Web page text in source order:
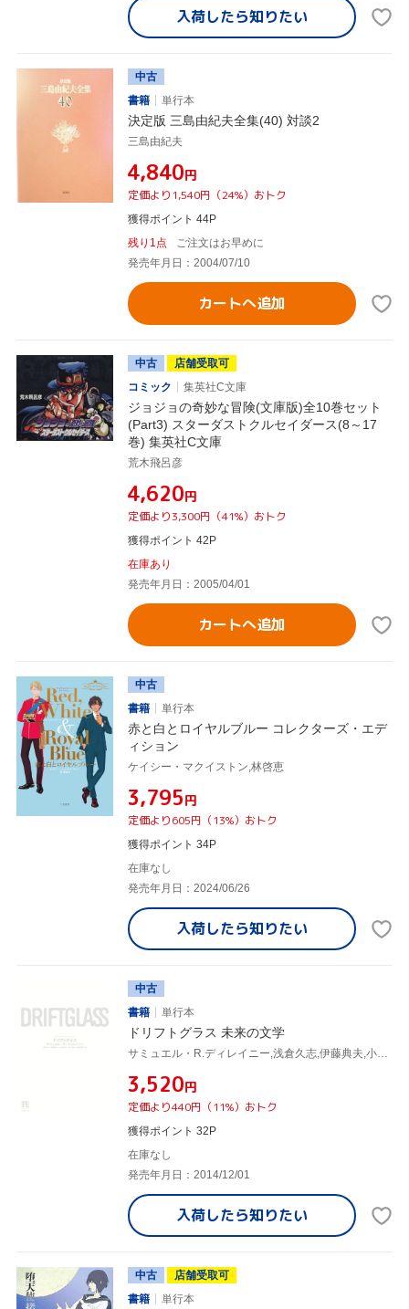
入荷したら知りたい
中古
書籍
単行本
決定版 三島由紀夫全集(40) 対談2
三島由紀夫
¥4,840円
定価より1,540円（24%）おトク
獲得ポイント 44P
残り1点
ご注文はお早めに
発売年月日：2004/07/10
カートへ追加
中古
店舗受取可
コミック
集英社C文庫
ジョジョの奇妙な冒険(文庫版)全10巻セット
(Part3) スターダストクルセイダース(8～17
巻) 集英社C文庫
荒木飛呂彦
¥4,620円
定価より3,300円（41%）おトク
獲得ポイント 42P
在庫あり
発売年月日：2005/04/01
カートへ追加
中古
書籍
単行本
赤と白とロイヤルブルー コレクターズ・エデ
ィション
ケイシー・マクイストン,林啓恵
¥3,795円
定価より605円（13%）おトク
獲得ポイント 34P
在庫なし
発売年月日：2024/06/26
入荷したら知りたい
中古
書籍
単行本
ドリフトグラス 未来の文学
サミュエル・R.ディレイニー,浅倉久志,伊藤典夫,小野田和子,酒井昭伸,深町眞理子
¥3,520円
定価より440円（11%）おトク
獲得ポイント 32P
在庫なし
発売年月日：2014/12/01
入荷したら知りたい
中古
店舗受取可
書籍
単行本